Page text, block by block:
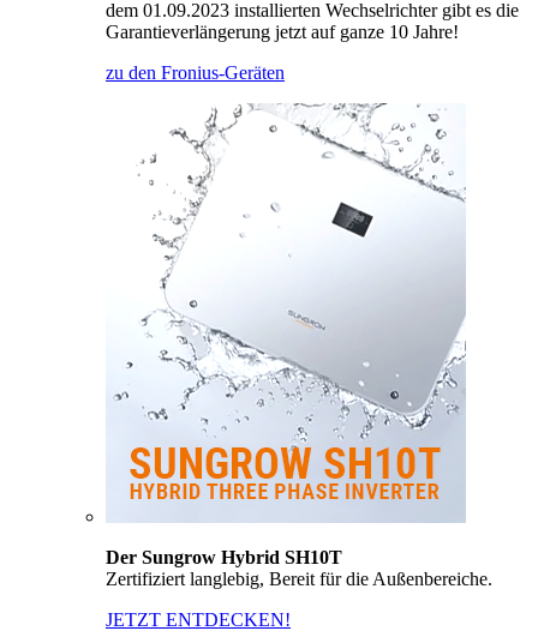
dem 01.09.2023 installierten Wechselrichter gibt es die
Garantieverlängerung jetzt auf ganze 10 Jahre!
zu den Fronius-Geräten
Der Sungrow Hybrid SH10T
Zertifiziert langlebig, Bereit für die Außenbereiche.
JETZT ENTDECKEN!